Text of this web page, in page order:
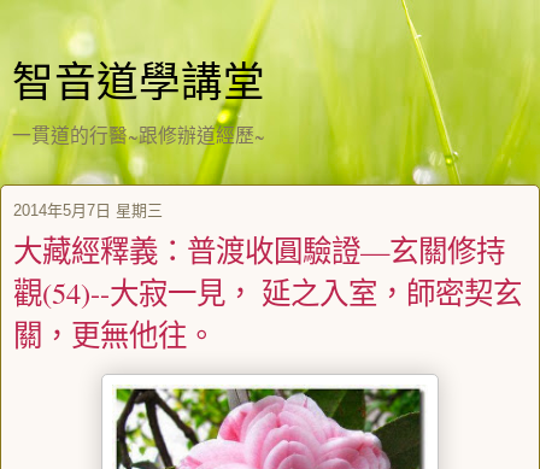
智音道學講堂
一貫道的行醫~跟修辦道經歷~
2014年5月7日 星期三
大藏經釋義：普渡收圓驗證—玄關修持
觀(54)--大寂一見， 延之入室，師密契玄
關，更無他往。